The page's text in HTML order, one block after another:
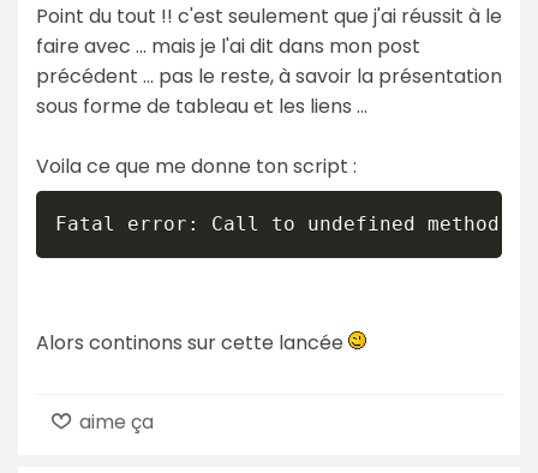
Point du tout !! c'est seulement que j'ai réussit à le
faire avec ... mais je l'ai dit dans mon post
précédent ... pas le reste, à savoir la présentation
sous forme de tableau et les liens ...
Voila ce que me donne ton script :
Fatal error: Call to undefined method
Alors continons sur cette lancée
aime ça